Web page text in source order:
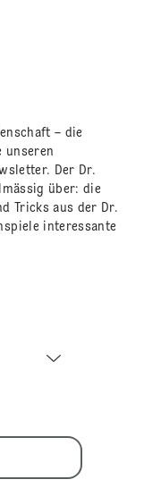
– die
unseren
Der Dr.
über: die
Tricks aus der Dr.
interessante